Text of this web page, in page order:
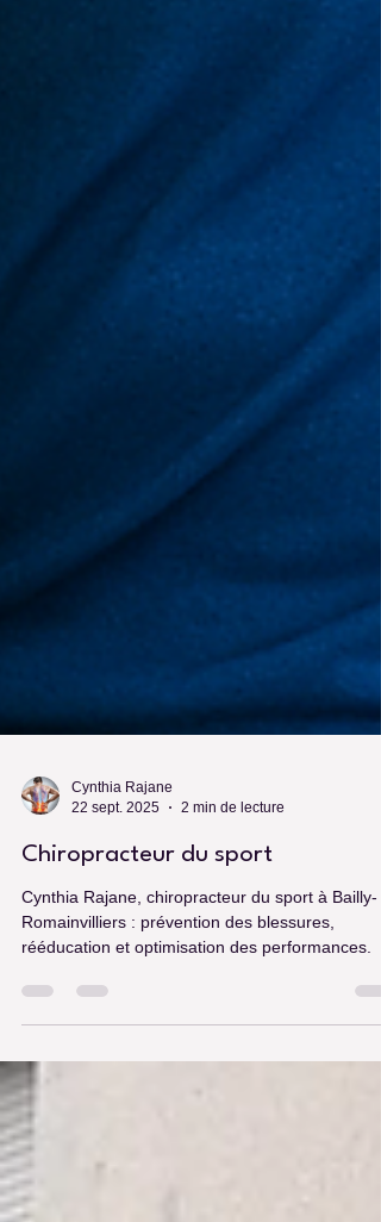
22 sept. 2025
2 min de lecture
Chiropracteur du sport
Cynthia Rajane, chiropracteur du sport à Bailly-
rééducation et optimisation des performances.